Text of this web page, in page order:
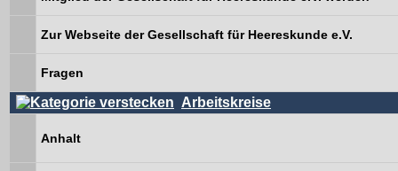
Zur Webseite der Gesellschaft für Heereskunde e.V.
Fragen
Arbeitskreise
Anhalt